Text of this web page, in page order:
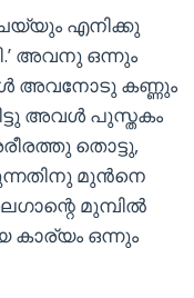
എനിക്കു
അവനു ഒന്നും
അവനോടു കണ്ണും
അവൾ പുസ്തകം
തൊട്ടു,
മുൻനെ
മുമ്പിൽ
കാര്യം ഒന്നും